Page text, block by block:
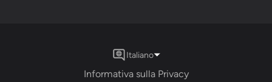
Informativa sulla Privacy
Italiano